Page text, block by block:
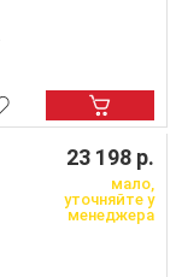
23 198 р.
мало,
уточняйте у
менеджера